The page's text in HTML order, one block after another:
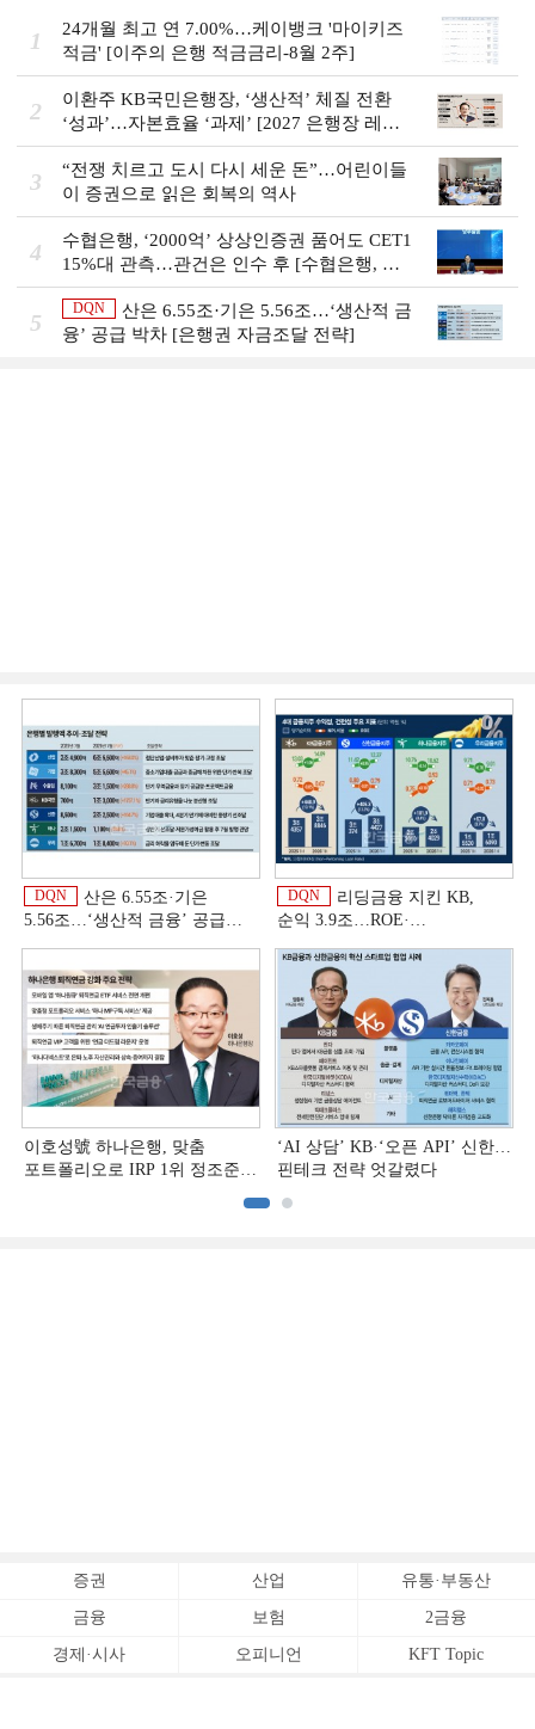
1
24개월 최고 연 7.00%…케이뱅크 '마이키즈
적금' [이주의 은행 적금금리-8월 2주]
2
이환주 KB국민은행장, ‘생산적’ 체질 전환
‘성과’…자본효율 ‘과제’ [2027 은행장 레이
스 개막]
3
“전쟁 치르고 도시 다시 세운 돈”…어린이들
이 증권으로 읽은 회복의 역사
4
수협은행, ‘2000억’ 상상인증권 품어도 CET1
15%대 관측…관건은 인수 후 [수협은행, 금
융그룹의 꿈②]
5
DQN
산은 6.55조·기은 5.56조…‘생산적 금
융ʼ 공급 박차 [은행권 자금조달 전략]
DQN
산은 6.55조·기은
5.56조…‘생산적 금융ʼ 공급
DQN
리딩금융 지킨 KB,
순익 3.9조…ROE·
상반기 금융 리그테이블]
이호성號 하나은행, 맞춤
포트폴리오로 IRP 1위 정조준
‘AI 상담’ KB·‘오픈 API’ 신한…
핀테크 전략 엇갈렸다
증권 산업 유통·부동산
금융 보험 2금융
경제·시사 오피니언 KFT Topic